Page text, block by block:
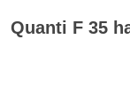
Quanti F 35